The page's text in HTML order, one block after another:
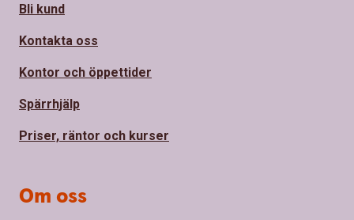
Bli kund
Kontakta oss
Kontor och öppettider
Spärrhjälp
Priser, räntor och kurser
Om oss